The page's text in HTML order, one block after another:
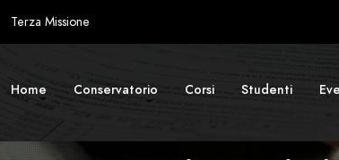
Terza Missione
Home Conservatorio Corsi Studenti